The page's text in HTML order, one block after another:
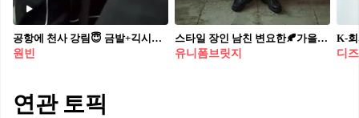
공항에 천사 강림😇 금발+긱시크 안경 조합에 라이즈 원빈✨⁠
원빈
스타일 장인 남친 변요한🍂가을룩 유니폼브릿지 23FW🤎남성미 물씬 이렇게 @입어줘🙋🏻#광고
유니폼브릿지
디
연관 토픽